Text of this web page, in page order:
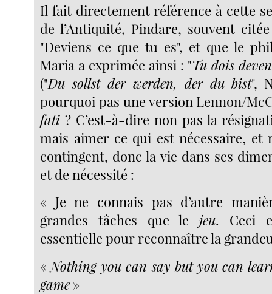
Il fait directement référence à cette
de l’Antiquité, Pindare, souvent
"Deviens ce que tu es", et que le
Maria a exprimée ainsi : "Tu dois
("Du sollst der werden, der du bist",
pourquoi pas une version Lennon/
fati ? C’est-à-dire non pas la
mais aimer ce qui est nécessaire, et
contingent, donc la vie dans ses
et de nécessité :
« Je ne connais pas d’autre
grandes tâches que lejeu. Ceci
essentielle pour reconnaître la
«Nothing you can say but you can
game »